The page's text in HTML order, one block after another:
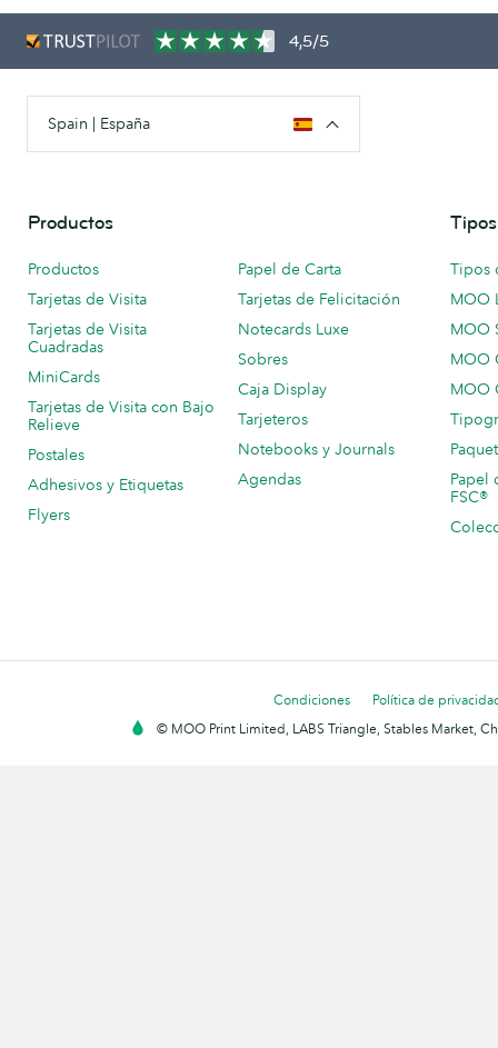
4,5/5
Spain | España
Productos
Productos
Tarjetas de Visita
Tarjetas de Visita
Cuadradas
MiniCards
Tarjetas de Visita con Bajo
Relieve
Postales
Adhesivos y Etiquetas
Flyers
Papel de Carta
Tarjetas de Felicitación
Notecards Luxe
Sobres
Caja Display
Tarjeteros
Notebooks y Journals
Agendas
Tipos
MOO
MOO
MOO
MOO
Papel
FSC®
Condiciones
Política de
© MOO Print Limited, LABS Triangle, Stables Market,